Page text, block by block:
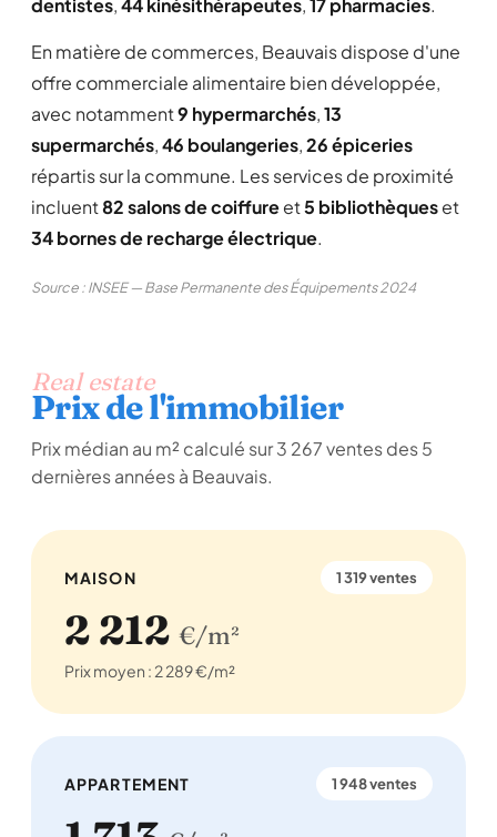
dentistes,44 kinésithérapeutes,17 pharmacies.
En matière de commerces, Beauvais dispose d'une
offre commerciale alimentaire bien développée,
avec notamment9 hypermarchés,13
supermarchés,46 boulangeries,26 épiceries
répartis sur la commune. Les services de proximité
incluent82 salons de coiffureet5 bibliothèqueset
34 bornes de recharge électrique.
Source : INSEE — Base Permanente des Équipements 2024
Real estate
Prix de l'immobilier
Prix médian au m² calculé sur 3 267 ventes des 5
dernières années à Beauvais.
MAISON 1 319 ventes
2 212 €/m²
Prix moyen : 2 289 €/m²
APPARTEMENT 1 948 ventes